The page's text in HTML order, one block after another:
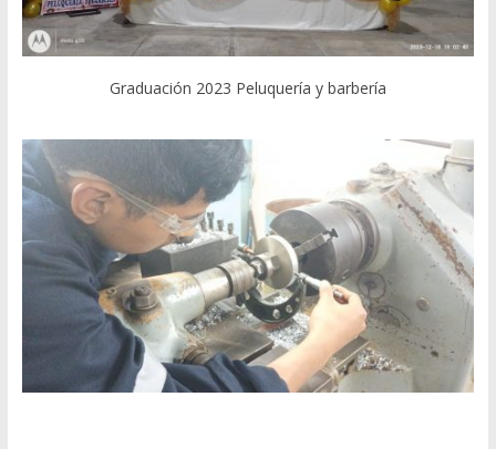
Graduación 2023 Peluquería y barbería